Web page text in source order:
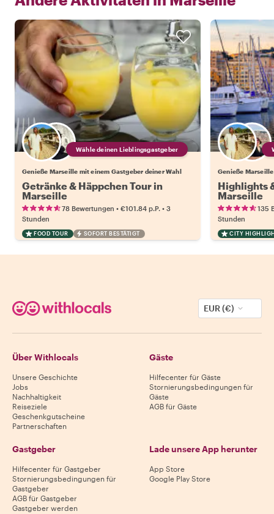
Wähle deinen Lieblingsgastgeber
Genieße Marseille mit einem Gastgeber deiner Wahl
Getränke & Häppchen Tour in
Marseille
78 Bewertungen • €101.84 p.P. • 3
Stunden
FOOD TOUR SOFORT BESTÄTIGT
Genieße
Highlights
Marseille
135
Stunden
CITY
EUR (€)
Über Withlocals
Unsere Geschichte
Jobs
Nachhaltigkeit
Reiseziele
Geschenkgutscheine
Partnerschaften
Gäste
Hilfecenter für Gäste
Stornierungsbedingungen für
Gäste
AGB für Gäste
Gastgeber
Hilfecenter für Gastgeber
Stornierungsbedingungen für
Gastgeber
AGB für Gastgeber
Gastgeber werden
Lade unsere App herunter
App Store
Google Play Store